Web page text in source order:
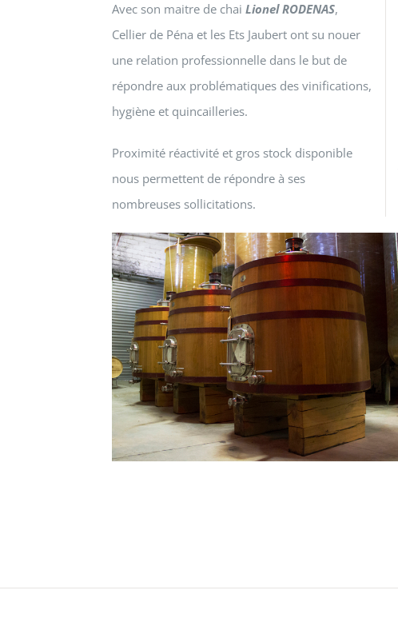
Avec son maitre de chai Lionel RODENAS,
Cellier de Péna et les Ets Jaubert ont su nouer
une relation professionnelle dans le but de
répondre aux problématiques des vinifications,
hygiène et quincailleries.
Proximité réactivité et gros stock disponible
nous permettent de répondre à ses
nombreuses sollicitations.